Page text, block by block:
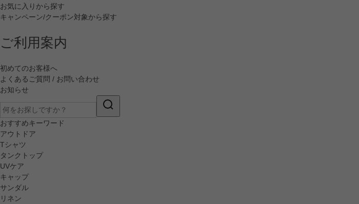
お気に入りから探す
キャンペーン/クーポン対象から探す
ご利用案内
初めてのお客様へ
よくあるご質問 / お問い合わせ
お知らせ
おすすめキーワード
アウトドア
Tシャツ
タンクトップ
UVケア
キャップ
サンダル
リネン